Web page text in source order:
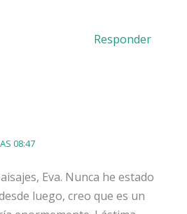
Responder
08:47
Eva. Nunca he estado
luego, creo que es un